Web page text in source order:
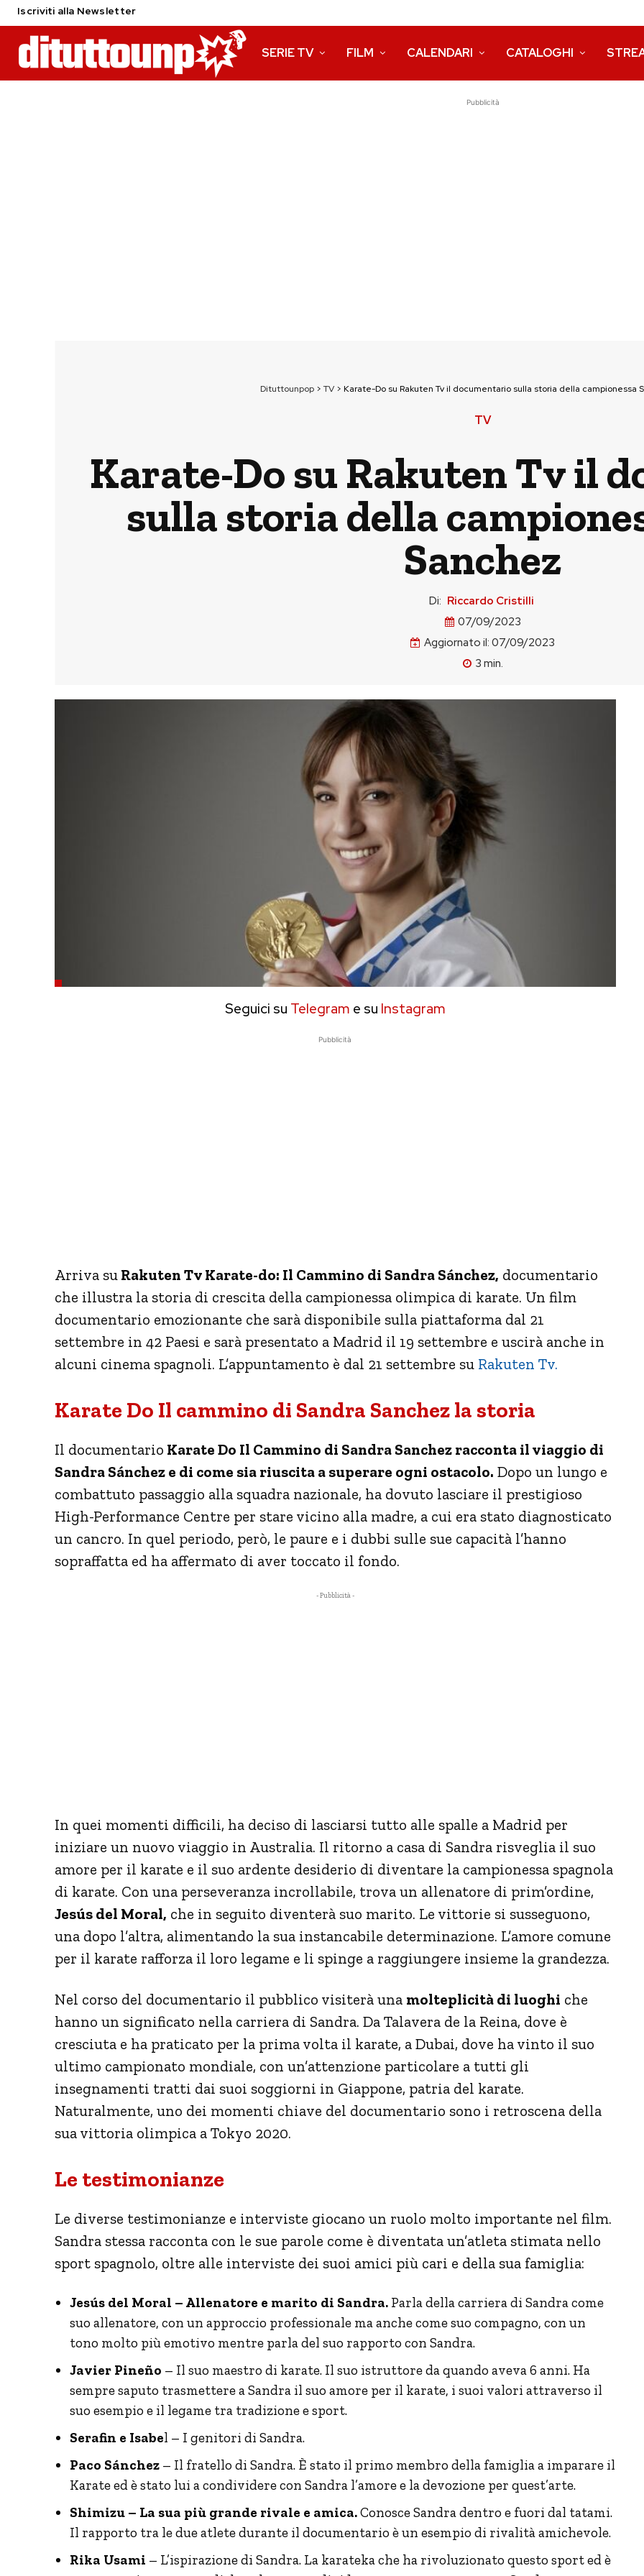
Iscriviti alla Newsletter
SERIE TV FILM CALENDARI CATALOGHI
Pubblicità
Dituttounpop> TV> Karate-Do su Rakuten Tv il documentario sulla storia della campionessa
TV
Karate-Do su Rakuten Tv il
sulla storia della
Sanchez
Di: Riccardo Cristilli
07/09/2023
Aggiornato il: 07/09/2023
3 min.
Seguici su Telegram e su Instagram
Pubblicità
Arriva su Rakuten Tv Karate-do: Il Cammino di Sandra Sánchez, documentario
che illustra la storia di crescita della campionessa olimpica di karate. Un film
documentario emozionante che sarà disponibile sulla piattaforma dal 21
settembre in 42 Paesi e sarà presentato a Madrid il 19 settembre e uscirà anche in
alcuni cinema spagnoli. L’appuntamento è dal 21 settembre su Rakuten Tv.
Karate Do Il cammino di Sandra Sanchez la storia
Il documentario Karate Do Il Cammino di Sandra Sanchez racconta il viaggio di
Sandra Sánchez e di come sia riuscita a superare ogni ostacolo. Dopo un lungo e
combattuto passaggio alla squadra nazionale, ha dovuto lasciare il prestigioso
High-Performance Centre per stare vicino alla madre, a cui era stato diagnosticato
un cancro. In quel periodo, però, le paure e i dubbi sulle sue capacità l’hanno
sopraffatta ed ha affermato di aver toccato il fondo.
- Pubblicità -
In quei momenti difficili, ha deciso di lasciarsi tutto alle spalle a Madrid per
iniziare un nuovo viaggio in Australia. Il ritorno a casa di Sandra risveglia il suo
amore per il karate e il suo ardente desiderio di diventare la campionessa spagnola
di karate. Con una perseveranza incrollabile, trova un allenatore di prim’ordine,
Jesús del Moral, che in seguito diventerà suo marito. Le vittorie si susseguono,
una dopo l’altra, alimentando la sua instancabile determinazione. L’amore comune
per il karate rafforza il loro legame e li spinge a raggiungere insieme la grandezza.
Nel corso del documentario il pubblico visiterà una molteplicità di luoghi che
hanno un significato nella carriera di Sandra. Da Talavera de la Reina, dove è
cresciuta e ha praticato per la prima volta il karate, a Dubai, dove ha vinto il suo
ultimo campionato mondiale, con un’attenzione particolare a tutti gli
insegnamenti tratti dai suoi soggiorni in Giappone, patria del karate.
Naturalmente, uno dei momenti chiave del documentario sono i retroscena della
sua vittoria olimpica a Tokyo 2020.
Le testimonianze
Le diverse testimonianze e interviste giocano un ruolo molto importante nel film.
Sandra stessa racconta con le sue parole come è diventata un’atleta stimata nello
sport spagnolo, oltre alle interviste dei suoi amici più cari e della sua famiglia:
Jesús del Moral – Allenatore e marito di Sandra. Parla della carriera di Sandra come
suo allenatore, con un approccio professionale ma anche come suo compagno, con un
tono molto più emotivo mentre parla del suo rapporto con Sandra.
Javier Pineño – Il suo maestro di karate. Il suo istruttore da quando aveva 6 anni. Ha
sempre saputo trasmettere a Sandra il suo amore per il karate, i suoi valori attraverso il
suo esempio e il legame tra tradizione e sport.
Serafin e Isabel – I genitori di Sandra.
Paco Sánchez – Il fratello di Sandra. È stato il primo membro della famiglia a imparare il
Karate ed è stato lui a condividere con Sandra l’amore e la devozione per quest’arte.
Shimizu – La sua più grande rivale e amica.Conosce Sandra dentro e fuori dal tatami.
Il rapporto tra le due atlete durante il documentario è un esempio di rivalità amichevole.
Rika Usami – L’ispirazione di Sandra. La karateka che ha rivoluzionato questo sport ed è